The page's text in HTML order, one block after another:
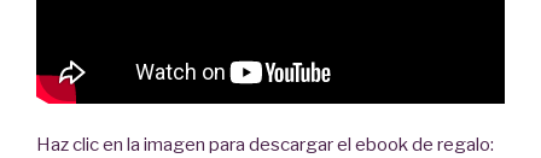
Haz clic en la imagen para descargar el ebook de regalo: